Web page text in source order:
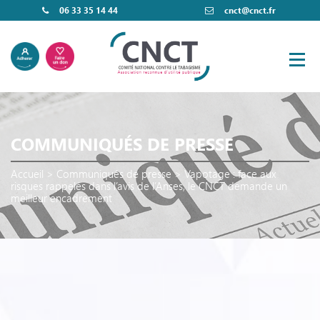
06 33 35 14 44 cnct@cnct.fr
COMMUNIQUÉS DE PRESSE
Accueil > Communiqués de presse> Vapotage : face aux
risques rappelés dans l’avis de l’Anses, le CNCT demande un
meilleur encadrement